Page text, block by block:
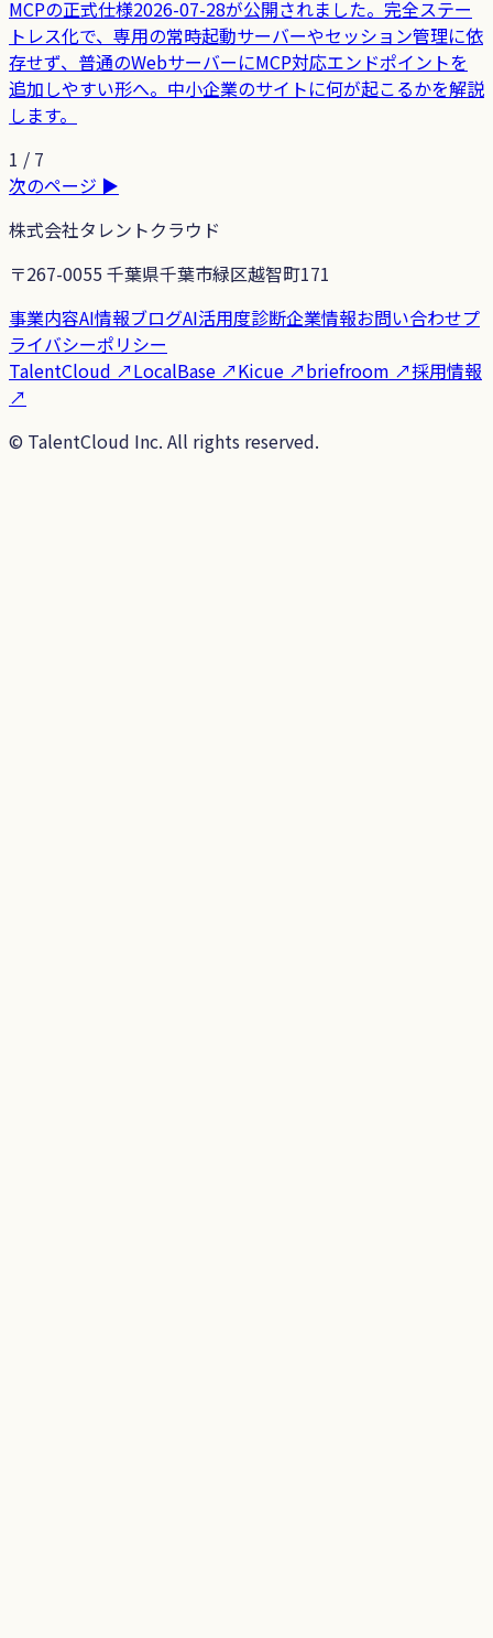
MCPの正式仕様2026-07-28が公開されました。完全ステー
トレス化で、専用の常時起動サーバーやセッション管理に依
存せず、普通のWebサーバーにMCP対応エンドポイントを
追加しやすい形へ。中小企業のサイトに何が起こるかを解説
します。
1 / 7
次のページ ▶
株式会社タレントクラウド
〒267-0055 千葉県千葉市緑区越智町171
事業内容AI情報ブログAI活用度診断企業情報お問い合わせプ
ライバシーポリシー
TalentCloud ↗LocalBase ↗Kicue ↗briefroom ↗採用情報
↗
© TalentCloud Inc. All rights reserved.